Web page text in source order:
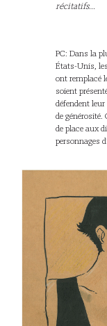
récitatifs...
PC: Dans la
États-Unis,
ont remplacé
soient
défendent
de générosité.
de place aux
personnages